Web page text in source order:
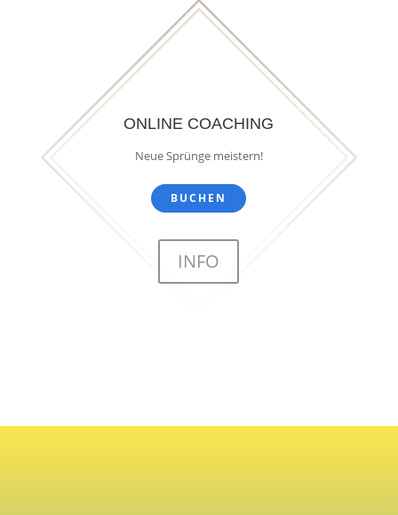
ONLINE COACHING
Neue Sprünge meistern!
BUCHEN
INFO